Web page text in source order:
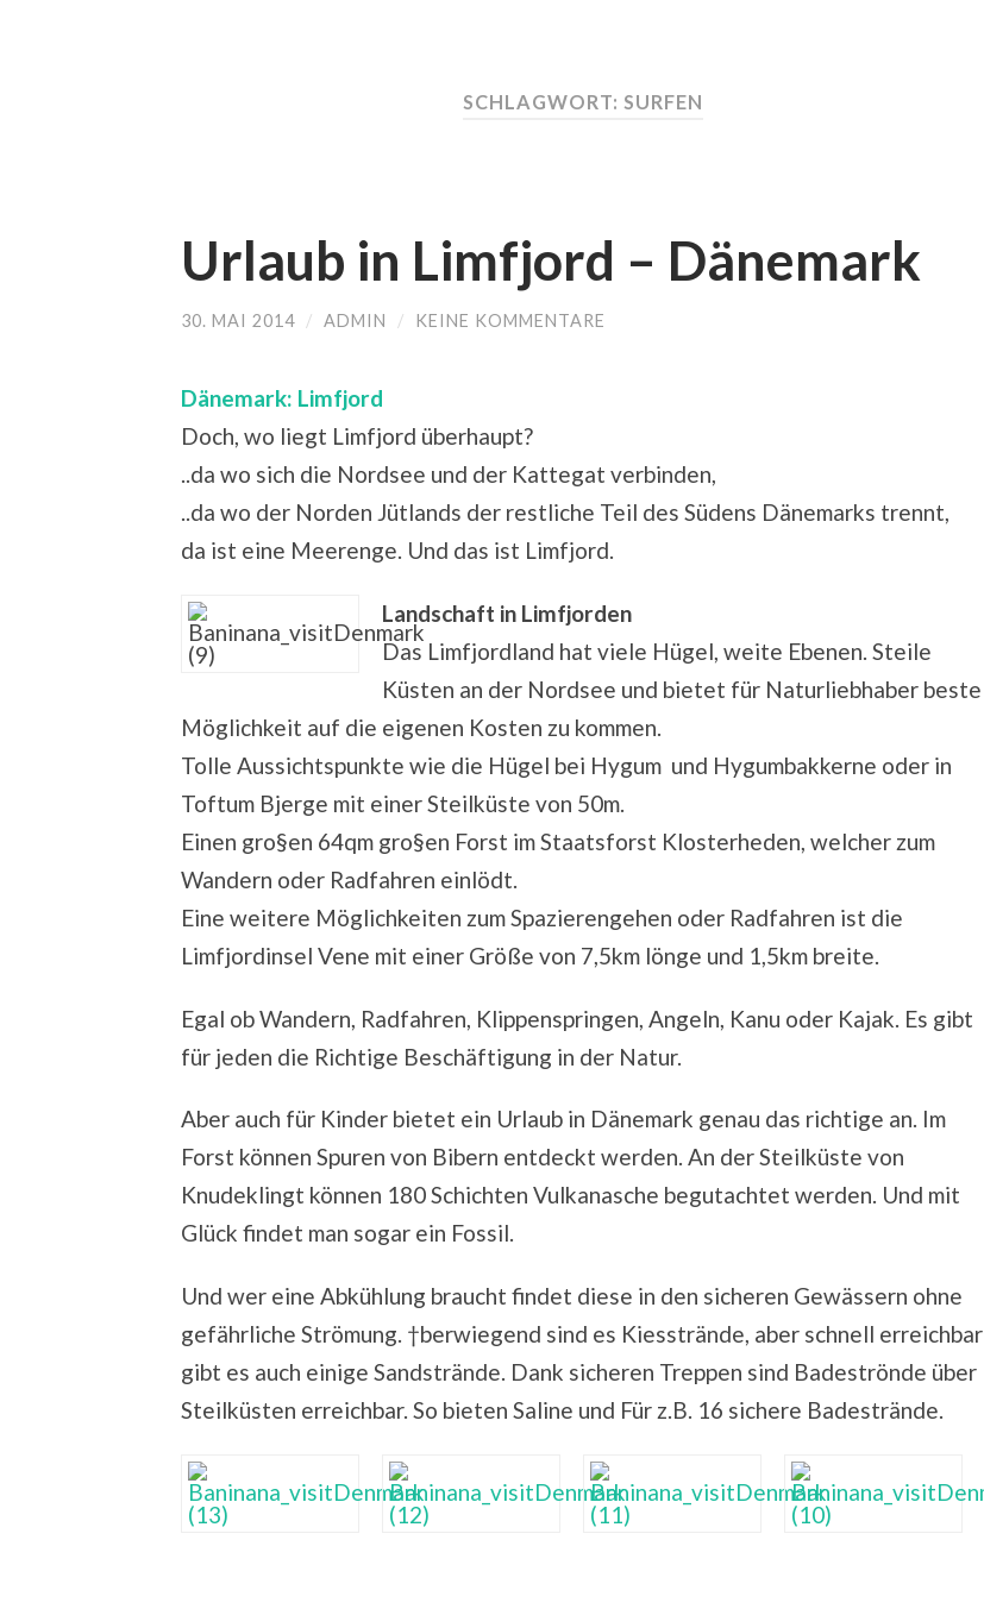
SCHLAGWORT: SURFEN
Urlaub in Limfjord – Dänemark
30. MAI 2014 / ADMIN / KEINE KOMMENTARE
Dänemark: Limfjord
Doch, wo liegt Limfjord überhaupt?
..da wo sich die Nordsee und der Kattegat verbinden,
..da wo der Norden Jütlands der restliche Teil des Südens Dänemarks trennt,
da ist eine Meerenge. Und das ist Limfjord.
Landschaft in Limfjorden
Das Limfjordland hat viele Hügel, weite Ebenen. Steile
Küsten an der Nordsee und bietet für Naturliebhaber beste
Möglichkeit auf die eigenen Kosten zu kommen.
Tolle Aussichtspunkte wie die Hügel bei Hygum und Hygumbakkerne oder in
Toftum Bjerge mit einer Steilküste von 50m.
Einen gro§en 64qm gro§en Forst im Staatsforst Klosterheden, welcher zum
Wandern oder Radfahren einlödt.
Eine weitere Möglichkeiten zum Spazierengehen oder Radfahren ist die
Limfjordinsel Vene mit einer Größe von 7,5km lönge und 1,5km breite.
Egal ob Wandern, Radfahren, Klippenspringen, Angeln, Kanu oder Kajak. Es gibt
für jeden die Richtige Beschäftigung in der Natur.
Aber auch für Kinder bietet ein Urlaub in Dänemark genau das richtige an. Im
Forst können Spuren von Bibern entdeckt werden. An der Steilküste von
Knudeklingt können 180 Schichten Vulkanasche begutachtet werden. Und mit
Glück findet man sogar ein Fossil.
Und wer eine Abkühlung braucht findet diese in den sicheren Gewässern ohne
gefährliche Strömung. †berwiegend sind es Kiesstrände, aber schnell erreichbar
gibt es auch einige Sandstrände. Dank sicheren Treppen sind Badeströnde über
Steilküsten erreichbar. So bieten Saline und Für z.B. 16 sichere Badestrände.